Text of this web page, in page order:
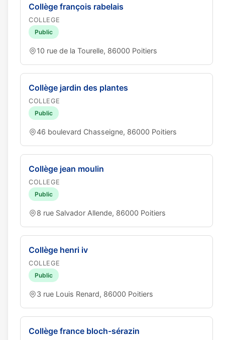
Collège françois rabelais
COLLEGE
Public
10 rue de la Tourelle, 86000 Poitiers
Collège jardin des plantes
COLLEGE
Public
46 boulevard Chasseigne, 86000 Poitiers
Collège jean moulin
COLLEGE
Public
8 rue Salvador Allende, 86000 Poitiers
Collège henri iv
COLLEGE
Public
3 rue Louis Renard, 86000 Poitiers
Collège france bloch-sérazin